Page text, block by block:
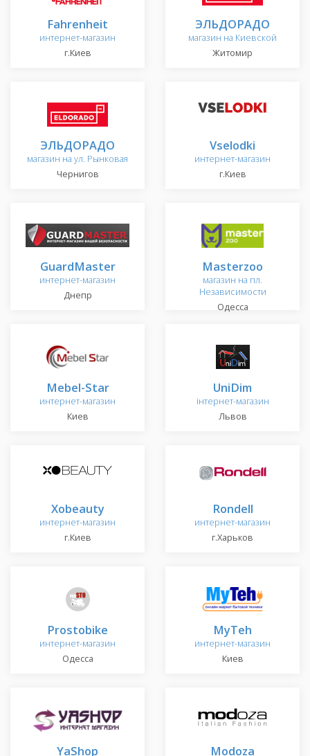
Fahrenheit
интернет-магазин
г.Киев
ЭЛЬДОРАДО
магазин на Киевской
Житомир
ЭЛЬДОРАДО
магазин на ул. Рынковая
Чернигов
Vselodki
интернет-магазин
г.Киев
GuardMaster
интернет-магазин
Днепр
Masterzoo
магазин на пл.
Независимости
Одесса
Mebel-Star
интернет-магазин
Киев
UniDim
інтернет-магазин
Львов
Xobeauty
интернет-магазин
г.Киев
Rondell
интернет-магазин
г.Харьков
Prostobike
интернет-магазин
Одесса
MyTeh
интернет-магазин
Киев
YaShop Modoza